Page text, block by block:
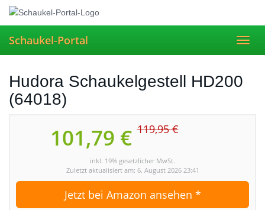
Skip
content
Schaukel-Portal
Hudora Schaukelgestell HD200
(64018)
101,79 €119,95 €
inkl. 19% gesetzlicher MwSt.
Zuletzt aktualisiert am: 6. August 2026 23:41
Jetzt bei Amazon ansehen *